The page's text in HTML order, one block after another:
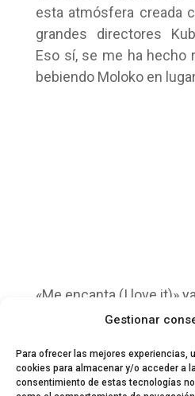
Gestionar
Para ofrecer las mejores experiencias,
cookies para almacenar y/o acceder a
consentimiento de estas tecnologías
esta atmósfera creada
grandes directores
Eso sí, se me ha hecho
bebiendo Moloko en
«Me encanta (I love it)»